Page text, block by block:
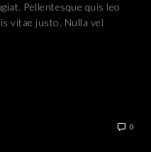
Pellentesque quis leo
vitae justo. Nulla vel
0